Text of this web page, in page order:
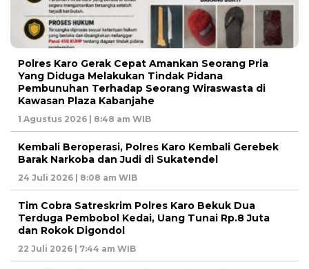
Polres Karo Gerak Cepat Amankan Seorang Pria
Yang Diduga Melakukan Tindak Pidana
Pembunuhan Terhadap Seorang Wiraswasta di
Kawasan Plaza Kabanjahe
1 Agustus 2026 | 8:48 am WIB
Kembali Beroperasi, Polres Karo Kembali Gerebek
Barak Narkoba dan Judi di Sukatendel
24 Juli 2026 | 8:08 am WIB
Tim Cobra Satreskrim Polres Karo Bekuk Dua
Terduga Pembobol Kedai, Uang Tunai Rp.8 Juta
dan Rokok Digondol
22 Juli 2026 | 7:44 am WIB